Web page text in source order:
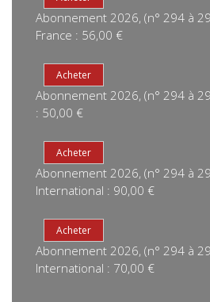
Abonnement 2026, (n° 294 à
France : 56,00 €
Abonnement 2026, (n° 294 à
: 50,00 €
Abonnement 2026, (n° 294 à
International : 90,00 €
Abonnement 2026, (n° 294 à
International : 70,00 €